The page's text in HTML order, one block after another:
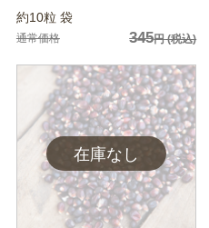
約10粒 袋
通常価格 345円(税込)